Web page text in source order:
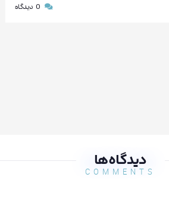
0 دیدگاه
دیدگاه‌ها
COMMENTS